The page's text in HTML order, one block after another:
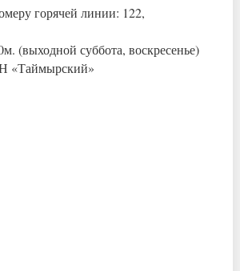
горячей линии: 122,
(выходной суббота, воскресенье)